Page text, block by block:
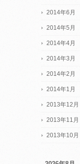
2014年6月
2014年5月
2014年4月
2014年3月
2014年2月
2014年1月
2013年12月
2013年11月
2013年10月